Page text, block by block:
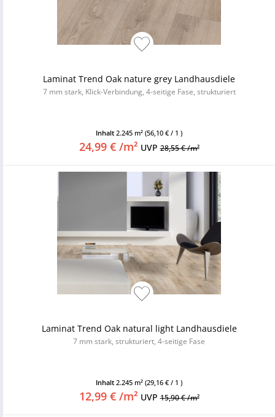
Laminat Trend Oak nature grey Landhausdiele
7 mm stark, Klick-Verbindung, 4-seitige Fase, strukturiert
Inhalt 2.245 m² (56,10 € / 1 )
24,99 € /m² UVP28,55 € /m²
Laminat Trend Oak natural light Landhausdiele
7 mm stark, strukturiert, 4-seitige Fase
Inhalt 2.245 m² (29,16 € / 1 )
12,99 € /m² UVP15,90 € /m²